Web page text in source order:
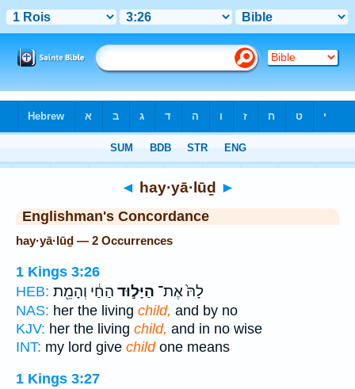
◄ hay·yā·lūḏ ►
Englishman's Concordance
hay·yā·lūḏ — 2 Occurrences
1 Kings 3:26
HEB:
לָהּ֙ אֶת־ הַיָּל֣וּד הַחַ֔י וְהָמֵ֖ת
NAS: her the living child, and by no
KJV: her the living child, and in no wise
INT: my lord give childone means
1 Kings 3:27